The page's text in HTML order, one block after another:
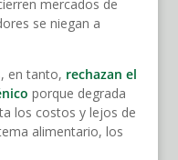
mercados de
se niegan a
en tanto, rechazan el
porque degrada
los costos y lejos de
alimentario, los